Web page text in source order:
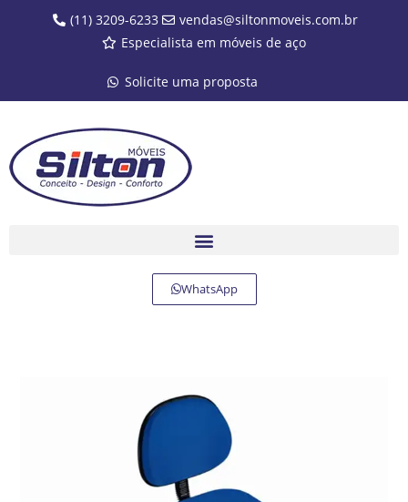
(11) 3209-6233
vendas@siltonmoveis.com.br
Especialista em móveis de aço
Solicite uma proposta
WhatsApp